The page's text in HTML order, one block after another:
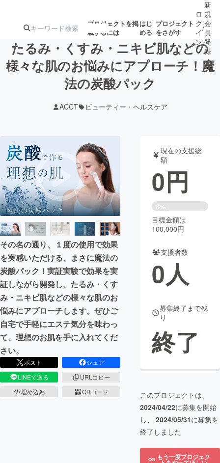
プロジェクトを掲
載するには
はじ
める
プロジェクト
をさがす
注目のリ 注目の新着プロ
ジェクト
募集終了が近いプ
テクノロジー・ガジェット
映像・映画 書籍・雑誌
ビジネス・起業 チャレンジ
まちづくり・地域活性化
CAMPFIRE for Social Good
CAMPFIRE Creation
CAMPFIREふるさと納税machi-ya コミュニティ
ロ
グ
イ
ン
/
新
規
会
員
登
録
たるみ・くすみ・ニキビ肌などの
様々な肌のお悩みにアプローチ！魔
法の炭酸パック
ACCT ビューティー・ヘルスケア
その名の通り、１度の使用で効果
を実感いただける、まさに魔法の
炭酸パック！実証実験で効果を実
証しながら開発し、たるみ・くす
み・ニキビ肌などの様々な肌のお
悩みにアプローチします。ぜひご
自宅で手軽にエステ気分を味わっ
て、理想のお肌を手に入れてくだ
さい。
ポスト
シェア
LINEで送る
URLコピー
埋め込み
QRコード
現在の支援総
額
0円
0%
目標金額は
100,000円
支援者数
0人
募集終了まで残
り
終了
このプロジェクトは、
2024/04/22に募集を開始
し、 2024/05/31に募集を
終了しました
もう一度プロジェク